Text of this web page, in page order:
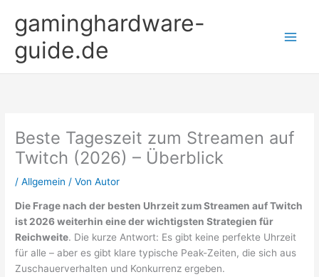
Inhalt
springen
gaminghardware-
guide.de
Beste Tageszeit zum Streamen auf
Twitch (2026) – Überblick
/Allgemein / VonAutor
Die Frage nach der besten Uhrzeit zum Streamen auf Twitch
ist 2026 weiterhin eine der wichtigsten Strategien für
Reichweite. Die kurze Antwort: Es gibt keine perfekte Uhrzeit
für alle – aber es gibt klare typische Peak-Zeiten, die sich aus
Zuschauerverhalten und Konkurrenz ergeben.